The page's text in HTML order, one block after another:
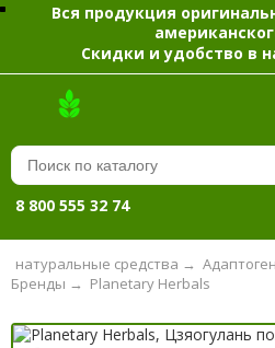
Вся продукция
Скидки и удобство в
8 800 555 32 74
натуральные средства →
Planetary Herbals
Бренды →